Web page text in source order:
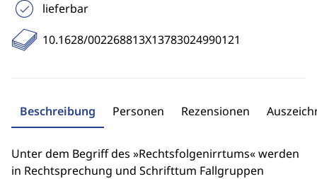
lieferbar
10.1628/002268813X13783024990121
Beschreibung Personen Rezensionen
Unter dem Begriff des »Rechtsfolgenirrtums« werden
in Rechtsprechung und Schrifttum Fallgruppen